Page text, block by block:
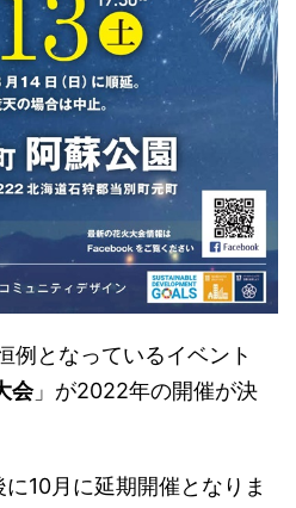
例となっているイベント
会」が2022年の開催が決
10月に延期開催となりま